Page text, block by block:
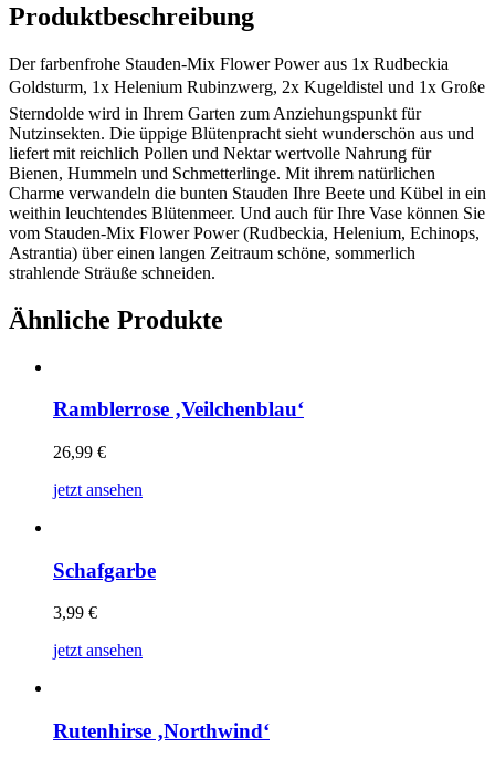
Produktbeschreibung
Der farbenfrohe Stauden-Mix Flower Power aus 1x Rudbeckia
Goldsturm, 1x Helenium Rubinzwerg, 2x Kugeldistel und 1x Große
Sterndolde wird in Ihrem Garten zum Anziehungspunkt für
Nutzinsekten. Die üppige Blütenpracht sieht wunderschön aus und
liefert mit reichlich Pollen und Nektar wertvolle Nahrung für
Bienen, Hummeln und Schmetterlinge. Mit ihrem natürlichen
Charme verwandeln die bunten Stauden Ihre Beete und Kübel in ein
weithin leuchtendes Blütenmeer. Und auch für Ihre Vase können Sie
vom Stauden-Mix Flower Power (Rudbeckia, Helenium, Echinops,
Astrantia) über einen langen Zeitraum schöne, sommerlich
strahlende Sträuße schneiden.
Ähnliche Produkte
Ramblerrose ‚Veilchenblau‘
26,99 €
jetzt ansehen
Schafgarbe
3,99 €
jetzt ansehen
Rutenhirse ‚Northwind‘